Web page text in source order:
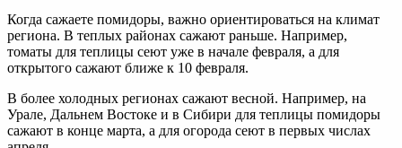
Когда сажаете помидоры, важно ориентироваться на климат
региона. В теплых районах сажают раньше. Например,
томаты для теплицы сеют уже в начале февраля, а для
открытого сажают ближе к 10 февраля.
В более холодных регионах сажают весной. Например, на
Урале, Дальнем Востоке и в Сибири для теплицы помидоры
сажают в конце марта, а для огорода сеют в первых числах